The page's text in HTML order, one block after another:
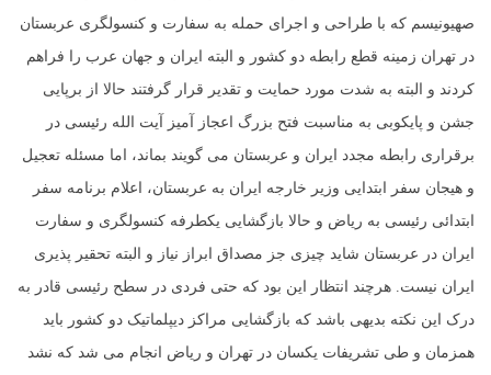
صهیونیسم که با طراحی و اجرای حمله به سفارت و کنسولگری عربستان
در تهران زمینه قطع رابطه دو کشور و البته ایران و جهان عرب را فراهم
کردند و البته به شدت مورد حمایت و تقدیر قرار گرفتند حالا از برپایی
جشن و پایکوبی به مناسبت فتح بزرگ اعجاز آمیز آیت الله رئیسی در
برقراری رابطه مجدد ایران و عربستان می گویند بماند، اما مسئله تعجیل
و هیجان سفر ابتدایی وزیر خارجه ایران به عربستان، اعلام برنامه سفر
ابتدائی رئیسی به ریاض و حالا بازگشایی یکطرفه کنسولگری و سفارت
ایران در عربستان شاید چیزی جز مصداق ابراز نیاز و البته تحقیر پذیری
ایران نیست. هرچند انتظار این بود که حتی فردی در سطح رئیسی قادر به
درک این نکته بدیهی باشد که بازگشایی مراکز دیپلماتیک دو کشور باید
همزمان و طی تشریفات یکسان در تهران و ریاض انجام می شد که نشد